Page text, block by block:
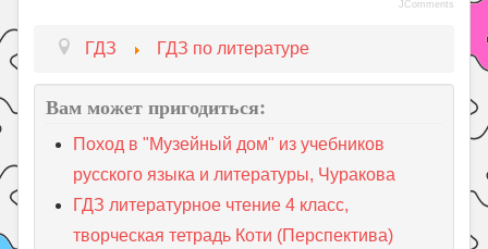
JComments
ГДЗ ГДЗ по литературе
Вам может пригодиться:
Поход в "Музейный дом" из учебников
русского языка и литературы, Чуракова
ГДЗ литературное чтение 4 класс,
творческая тетрадь Коти (Перспектива)